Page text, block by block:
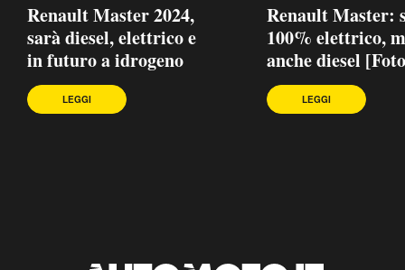
Renault Master 2024,
sarà diesel, elettrico e
in futuro a idrogeno
LEGGI
Renault Master:
100% elettrico,
anche diesel
LEGGI